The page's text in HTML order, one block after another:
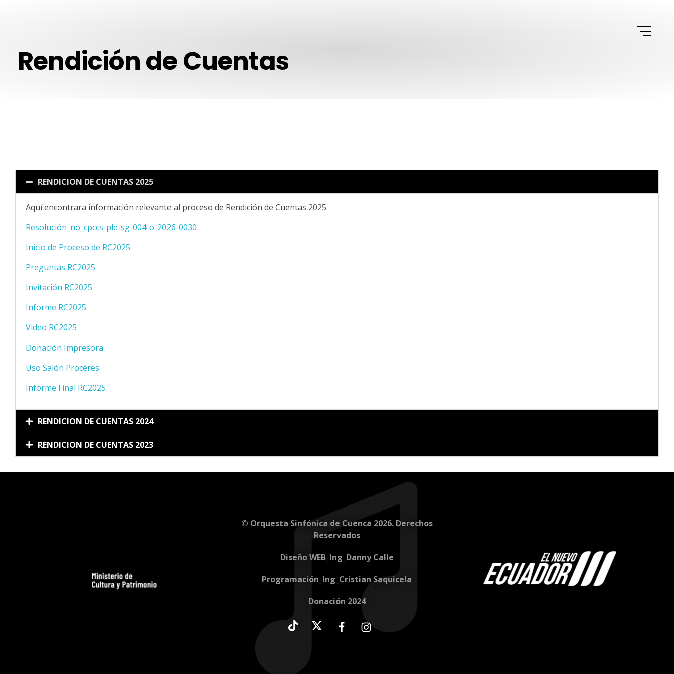
Rendición de Cuentas
RENDICION DE CUENTAS 2025
Aquí encontrara información relevante al proceso de Rendición de Cuentas 2025
Resolución_no_cpccs-ple-sg-004-o-2026-0030
Inicio de Proceso de RC2025
Preguntas RC2025
Invitación RC2025
Informe RC2025
Video RC2025
Donación Impresora
Uso Salón Procéres
Informe Final RC2025
RENDICION DE CUENTAS 2024
RENDICION DE CUENTAS 2023
© Orquesta Sinfónica de Cuenca 2026. Derechos
Reservados
Diseño WEB_Ing_Danny Calle
Programación_Ing_Cristian Saquicela
Donación 2024